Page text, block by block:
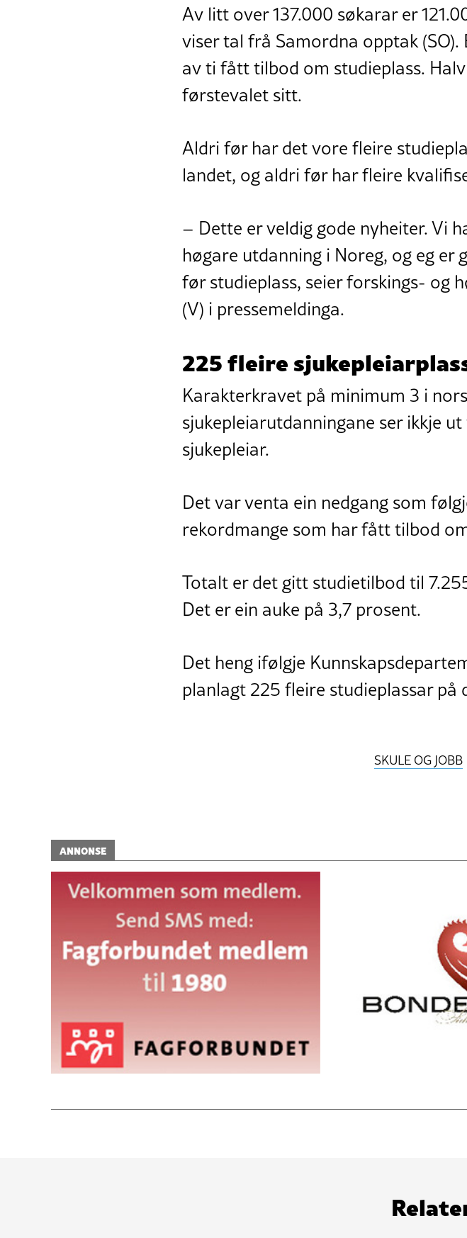
Av litt over 137.000 søkarar er
viser tal frå Samordna opptak
av ti fått tilbod om studieplass.
førstevalet sitt.
Aldri før har det vore fleire
landet, og aldri før har fleire
– Dette er veldig gode nyheiter. Vi
høgare utdanning i Noreg, og eg
før studieplass, seier forskings- og
(V) i pressemeldinga.
225 fleire
Karakterkravet på minimum 3 i
sjukepleiarutdanningane ser ikkje
sjukepleiar.
Det var venta ein nedgang som
rekordmange som har fått tilbod
Totalt er det gitt studietilbod til
Det er ein auke på 3,7 prosent.
Det heng ifølgje
planlagt 225 fleire studieplassar på
SKULE OG JOBB
ANNONSE